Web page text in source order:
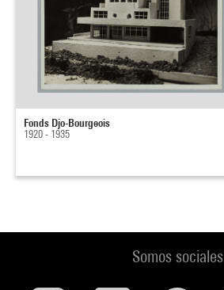
Fonds Djo-Bourgeois
1920 - 1935
Somos sociales